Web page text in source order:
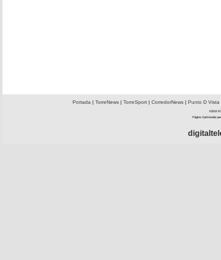
Portada | TorreNews| TorreSport| CorredorNews| Punto D Vista
©2010 El
Página Optimizada